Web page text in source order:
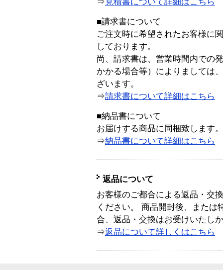
⇒ 見積書について詳細はこちら
■請求書について
ご注文時に希望されたお客様に
しております。
尚、請求書は、営業時間内での
かかる場合等）によりましては
ざいます。
⇒請求書について詳細はこちら
■納品書について
お届けする商品に同梱致します。
⇒納品書について詳細はこちら
返品について
お客様のご都合による返品・交
ください。 商品開封後、または
合、返品・交換はお受けいたし
⇒返品について詳しくはこちら